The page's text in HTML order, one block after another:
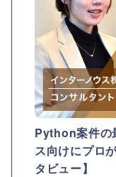
Python案件の
ス向けにプロ
タビュー】